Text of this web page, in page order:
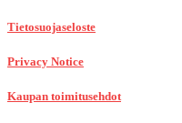
Tietosuojaseloste
Privacy Notice
Kaupan toimitusehdot